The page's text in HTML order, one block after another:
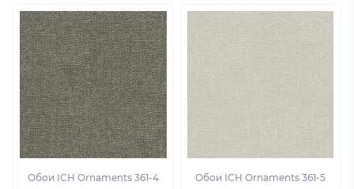
Обои ІСН Ornaments 361-4 Обои ІСН Ornaments 361-5